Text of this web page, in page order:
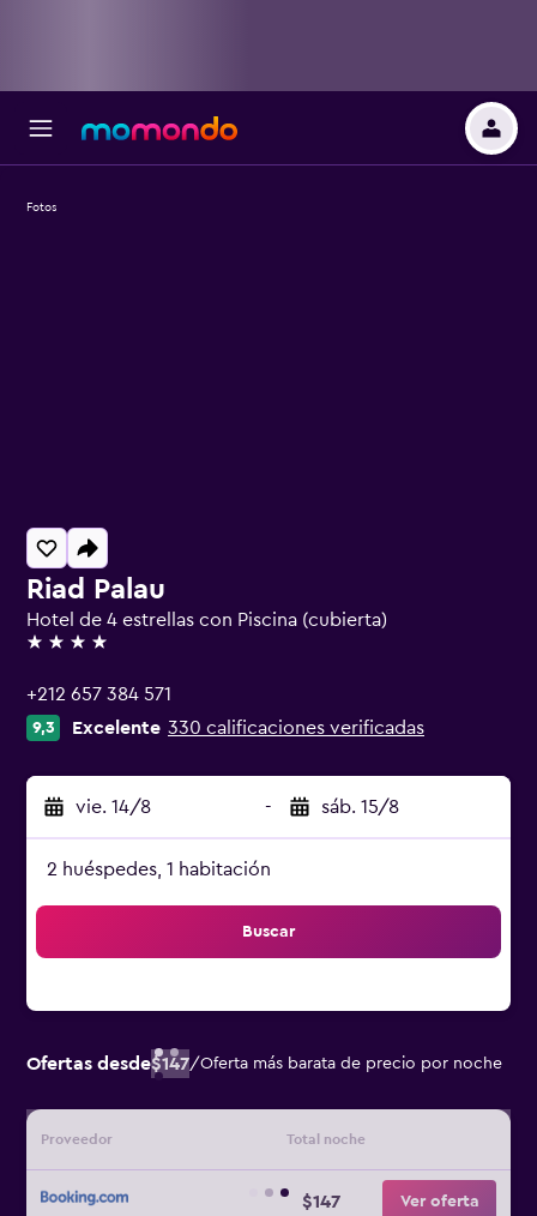
Riad Palau
Hotel de 4 estrellas con Piscina (cubierta)
4 estrellas
+212 657 384 571
9,3 Excelente 330 calificaciones verificadas
vie. 14/8 - sáb. 15/8
2 huéspedes, 1 habitación
Buscar
Ofertas desde$147/Oferta más barata de precio por noche
Proveedor Total noche
$147 Ver oferta
Fotos